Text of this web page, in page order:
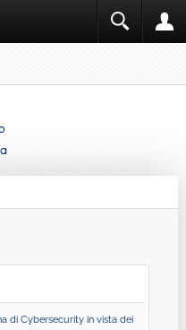
di Cybersecurity in vista dei